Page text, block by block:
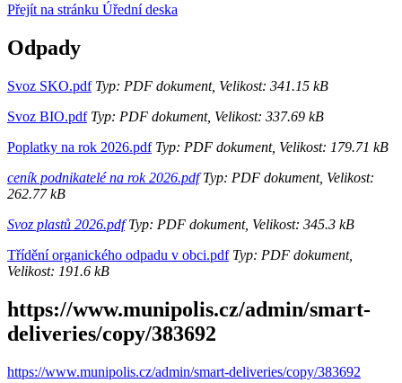
Přejít na stránku Úřední deska
Odpady
Svoz SKO.pdfTyp: PDF dokument, Velikost: 341.15 kB
Svoz BIO.pdfTyp: PDF dokument, Velikost: 337.69 kB
Poplatky na rok 2026.pdfTyp: PDF dokument, Velikost: 179.71 kB
ceník podnikatelé na rok 2026.pdfTyp: PDF dokument, Velikost:
262.77 kB
Svoz plastů 2026.pdfTyp: PDF dokument, Velikost: 345.3 kB
Třídění organického odpadu v obci.pdfTyp: PDF dokument,
Velikost: 191.6 kB
https://www.munipolis.cz/admin/smart-
deliveries/copy/383692
https://www.munipolis.cz/admin/smart-deliveries/copy/383692